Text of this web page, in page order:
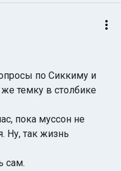
по Сиккиму и
темку в столбике
пока муссон не
Ну, так жизнь
сам.